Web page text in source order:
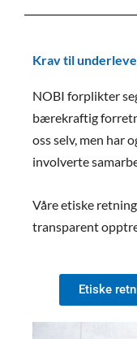
Krav til
NOBI forplikter
bærekraftig
oss selv, men har
involverte
Våre etiske
transparent
Etiske